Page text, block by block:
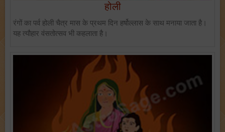
होली
रंगों का पर्व होली चैत्र मास के प्रथम दिन हर्षोल्लास के साथ मनाया जाता है।
यह त्यौहार वंसतोत्सव भी कहलाता है।